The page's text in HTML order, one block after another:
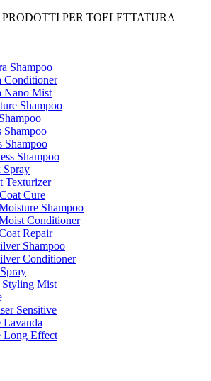
PER TOELETTATURA
Shampoo
Conditioner
Nano Mist
Shampoo
Shampoo
Shampoo
Shampoo
Texturizer
Cure
Shampoo
Conditioner
Repair
Shampoo
Conditioner
Styling Mist
Sensitive
Lavanda
Long Effect